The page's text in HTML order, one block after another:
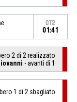
OT2
01:41
2 di 2 realizzato
- avanti di 1
1 di 2 sbagliato